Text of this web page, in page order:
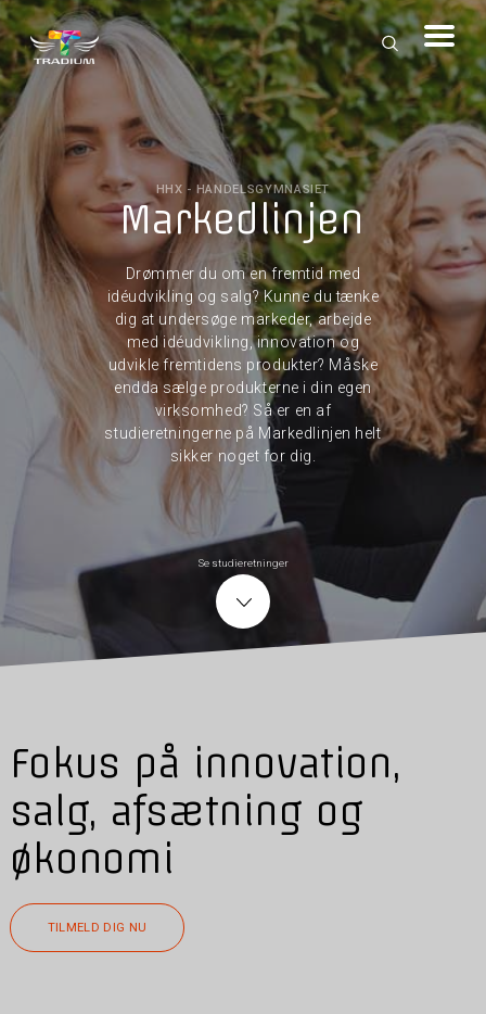
HHX - HANDELSGYMNASIET
Markedlinjen
Drømmer du om en fremtid med
idéudvikling og salg? Kunne du tænke
dig at undersøge markeder, arbejde
med idéudvikling, innovation og
udvikle fremtidens produkter? Måske
endda sælge produkterne i din egen
virksomhed? Så er en af
studieretningerne på Markedlinjen helt
sikker noget for dig.
Se studieretninger
Fokus på innovation,
salg, afsætning og
økonomi
TILMELD DIG NU